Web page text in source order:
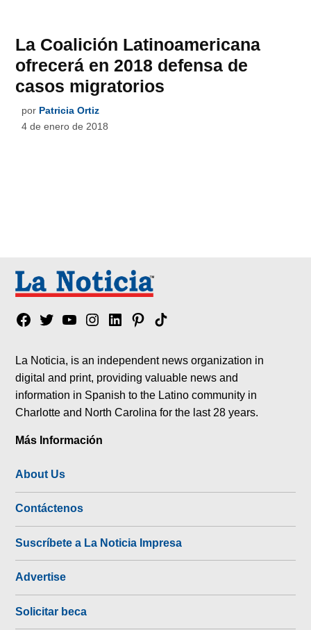
La Coalición Latinoamericana
ofrecerá en 2018 defensa de
casos migratorios
por Patricia Ortiz
4 de enero de 2018
Facebook
TwitterYouTubeInstagram
LinkedinPinterest
Tik
La Noticia, is an independent news organization in
digital and print, providing valuable news and
information in Spanish to the Latino community in
Charlotte and North Carolina for the last 28 years.
Más Información
About Us
Contáctenos
Suscríbete a La Noticia Impresa
Advertise
Solicitar beca